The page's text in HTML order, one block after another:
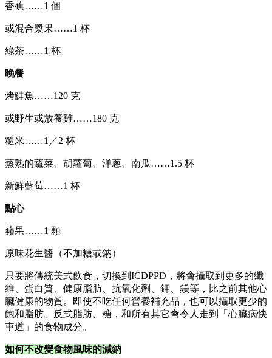
香蕉……1 個
或混合漿果……1 杯
綠茶……1 杯
晚餐
烤鮭魚……120 克
或野生或放養雞……180 克
糙米……1／2 杯
蒸熟的蔬菜、胡蘿蔔、洋蔥、南瓜……1.5 杯
新鮮藍莓……1 杯
點心
蘋果……1 顆
原味花生醬（不加糖或鈉）
只要將傳統美式飲食，切換到ICDPPD，將會攝取到更多的纖
維、蛋白質、健康脂肪、抗氧化劑、鉀、鎂等，比之前其他心
臟健康的物質。即使不吃任何營養補充品，也可以攝取更少的
飽和脂肪、反式脂肪、糖，和所有其它會令人走到「心臟病快
車道」的食物成分。
如何不改變食物風味的減鈉